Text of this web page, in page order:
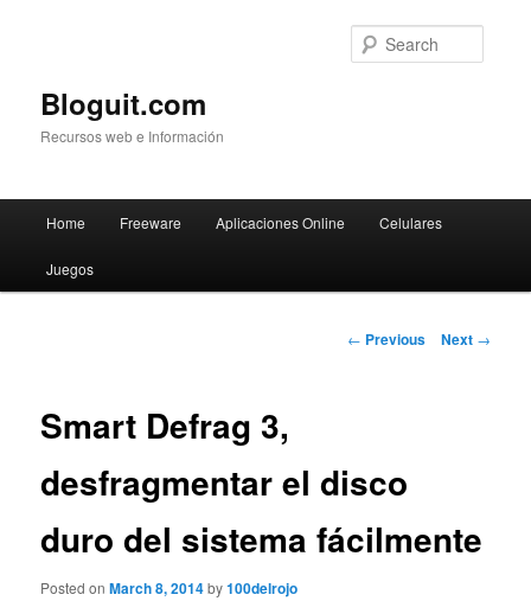
Bloguit.com
Recursos web e Información
Skip
to
Home Freeware Aplicaciones Online Celulares
Juegos
Post
← Previous Next →
Smart Defrag 3,
desfragmentar el disco
duro del sistema fácilmente
Posted onMarch 8, 2014by100delrojo